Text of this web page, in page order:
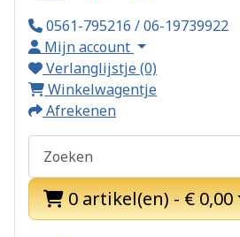
0561-795216 / 06-19739922
Mijn account
Verlanglijstje (0)
Winkelwagentje
Afrekenen
0 artikel(en) - € 0,00